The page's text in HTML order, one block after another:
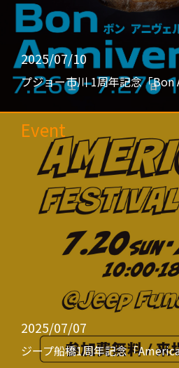
2025/07/10
プジョー市川 1周年記念「
Event
2025/07/07
ジープ船橋1周年記念「